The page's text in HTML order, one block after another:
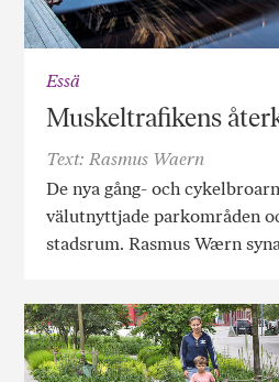
Essä
Muskeltrafikens
Text: Rasmus Waern
De nya gång- och
välutnyttjade parkområden
stadsrum. Rasmus Wærn